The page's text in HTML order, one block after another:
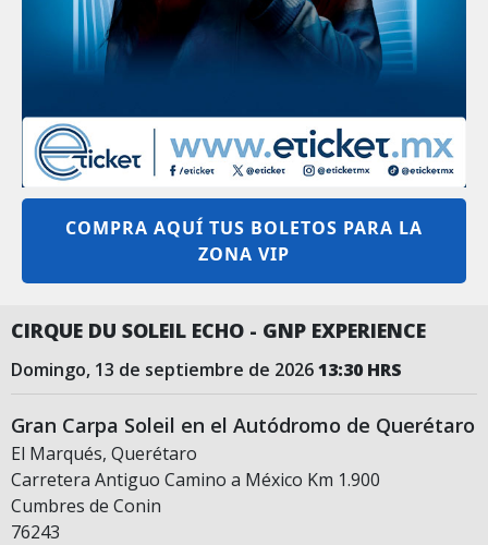
COMPRA AQUÍ TUS BOLETOS PARA LA
ZONA VIP
CIRQUE DU SOLEIL ECHO - GNP EXPERIENCE
domingo, 13 de septiembre de 202613:30 HRS
Gran Carpa Soleil en el Autódromo de Querétaro
El Marqués, Querétaro
Carretera Antiguo Camino a México Km 1.900
Cumbres de Conin
76243